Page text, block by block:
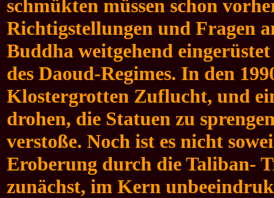
schmükten müssen schon
Richtigstellungen und Fragen
Buddha weitgehend
des Daoud-Regimes. In den
Klostergrotten Zuflucht, und
drohen, die Statuen zu
verstoße. Noch ist es nicht
Eroberung durch die Taliban-
zunächst, im Kern